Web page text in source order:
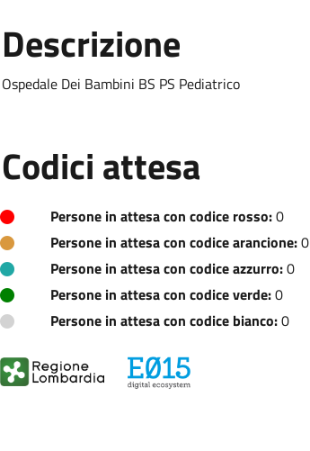
Descrizione
Ospedale Dei Bambini BS PS Pediatrico
Codici attesa
Persone in attesa con codice rosso:0
Persone in attesa con codice arancione:0
Persone in attesa con codice azzurro:0
Persone in attesa con codice verde:0
Persone in attesa con codice bianco:0